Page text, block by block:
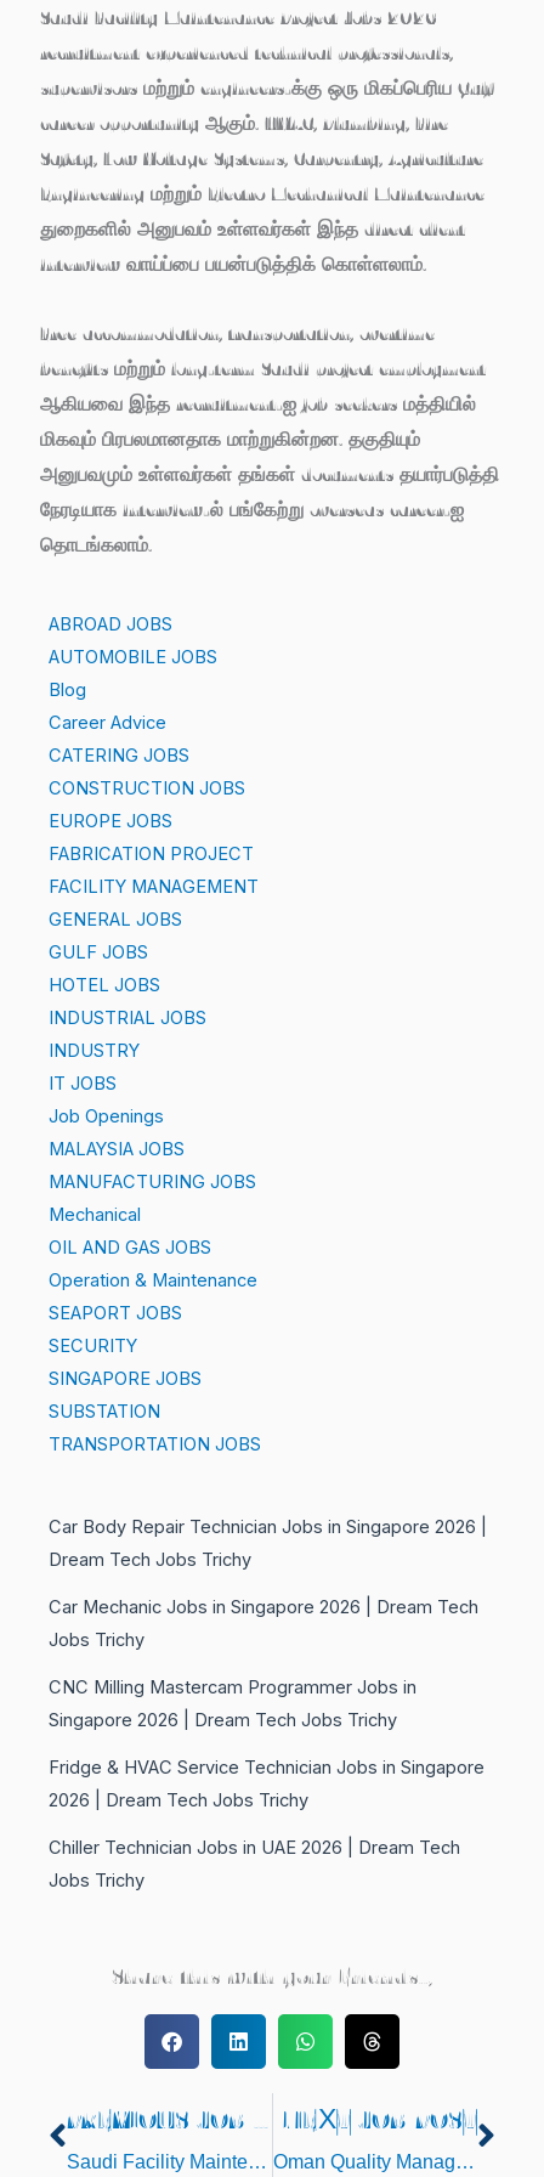
Saudi Facility Maintenance Project Jobs 2026
recruitment experienced technical professionals,
supervisors மற்றும் engineers-க்கு ஒரு மிகப்பெரிய Gulf
career opportunity ஆகும். HVAC, Plumbing, Fire
Safety, Low Voltage Systems, Carpentry, Agriculture
Engineering மற்றும் Electro Mechanical Maintenance
துறைகளில் அனுபவம் உள்ளவர்கள் இந்த direct client
interview வாய்ப்பை பயன்படுத்திக் கொள்ளலாம்.
Free accommodation, transportation, overtime
benefits மற்றும் long-term Saudi project employment
ஆகியவை இந்த recruitment-ஐ job seekers மத்தியில்
மிகவும் பிரபலமானதாக மாற்றுகின்றன. தகுதியும்
அனுபவமும் உள்ளவர்கள் தங்கள் documents தயார்படுத்தி
நேரடியாக interview-ல் பங்கேற்று overseas career-ஐ
தொடங்கலாம்.
ABROAD JOBS
AUTOMOBILE JOBS
Blog
Career Advice
CATERING JOBS
CONSTRUCTION JOBS
EUROPE JOBS
FABRICATION PROJECT
FACILITY MANAGEMENT
GENERAL JOBS
GULF JOBS
HOTEL JOBS
INDUSTRIAL JOBS
INDUSTRY
IT JOBS
Job Openings
MALAYSIA JOBS
MANUFACTURING JOBS
Mechanical
OIL AND GAS JOBS
Operation & Maintenance
SEAPORT JOBS
SECURITY
SINGAPORE JOBS
SUBSTATION
TRANSPORTATION JOBS
Car Body Repair Technician Jobs in Singapore 2026 |
Dream Tech Jobs Trichy
Car Mechanic Jobs in Singapore 2026 | Dream Tech
Jobs Trichy
CNC Milling Mastercam Programmer Jobs in
Singapore 2026 | Dream Tech Jobs Trichy
Fridge & HVAC Service Technician Jobs in Singapore
2026 | Dream Tech Jobs Trichy
Chiller Technician Jobs in UAE 2026 | Dream Tech
Jobs Trichy
Share this with your Friends..,
Prev PREVIOUS JOB POST
Saudi Facility Maintenance Project Jobs 2026
NEXT JOB POST
Oman Quality Manager & Production Manager jobs 2026